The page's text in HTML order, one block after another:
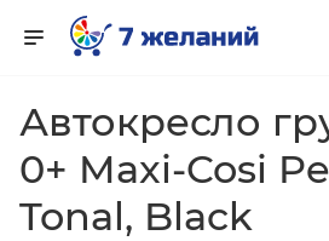
Автокресло
0+ Maxi-Cosi
Tonal, Black